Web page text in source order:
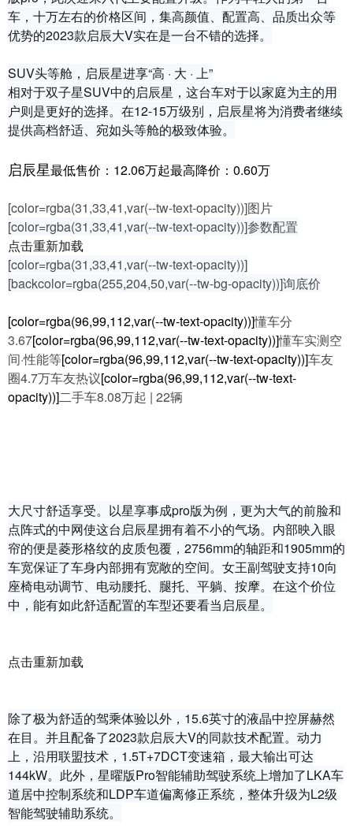
车，十万左右的价格区间，集高颜值、配置高、品质出众等
优势的2023款启辰大V实在是一台不错的选择。
SUV头等舱，启辰星进享“高 · 大 · 上”
相对于双子星SUV中的启辰星，这台车对于以家庭为主的用
户则是更好的选择。在12-15万级别，启辰星将为消费者继续
提供高档舒适、宛如头等舱的极致体验。
启辰星最低售价：12.06万起最高降价：0.60万
[color=rgba(31,33,41,var(--tw-text-opacity))]图片
[color=rgba(31,33,41,var(--tw-text-opacity))]参数配置
点击重新加载
[color=rgba(31,33,41,var(--tw-text-opacity))]
[backcolor=rgba(255,204,50,var(--tw-bg-opacity))]询底价
[color=rgba(96,99,112,var(--tw-text-opacity))]懂车分
3.67[color=rgba(96,99,112,var(--tw-text-opacity))]懂车实测空
间·性能等[color=rgba(96,99,112,var(--tw-text-opacity))]车友
圈4.7万车友热议[color=rgba(96,99,112,var(--tw-text-
opacity))]二手车8.08万起 | 22辆
大尺寸舒适享受。以星享事成pro版为例，更为大气的前脸和
点阵式的中网使这台启辰星拥有着不小的气场。内部映入眼
帘的便是菱形格纹的皮质包覆，2756mm的轴距和1905mm的
车宽保证了车身内部拥有宽敞的空间。女王副驾驶支持10向
座椅电动调节、电动腰托、腿托、平躺、按摩。在这个价位
中，能有如此舒适配置的车型还要看当启辰星。
点击重新加载
除了极为舒适的驾乘体验以外，15.6英寸的液晶中控屏赫然
在目。并且配备了2023款启辰大V的同款技术配置。动力
上，沿用联盟技术，1.5T+7DCT变速箱，最大输出可达
144kW。此外，星曜版Pro智能辅助驾驶系统上增加了LKA车
道居中控制系统和LDP车道偏离修正系统，整体升级为L2级
智能驾驶辅助系统。